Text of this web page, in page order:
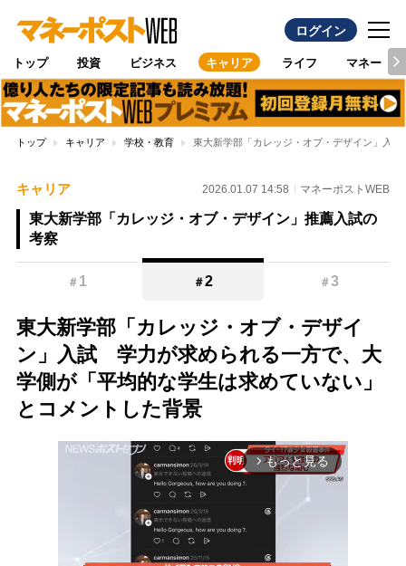
ログイン
トップ 投資 ビジネス キャリア ライフ マネー
トップ キャリア 学校・教育 東大新学部「カレッジ・オブ・デザイン」入
キャリア 2026.01.07 14:58 マネーポストWEB
東大新学部「カレッジ・オブ・デザイン」推薦入試の
考察
＃ 1 ＃2 ＃3
東大新学部「カレッジ・オブ・デザイ
ン」入試 学力が求められる一方で、大
学側が「平均的な学生は求めていない」
とコメントした背景
arrow_forward_ios もっと見る